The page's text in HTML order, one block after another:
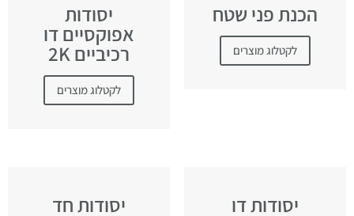
הכנת פני שטח
לקטלוג מוצרים
יסודות
אפוקסיים דו
רכיביים 2K
לקטלוג מוצרים
יסודות דו יסודות חד